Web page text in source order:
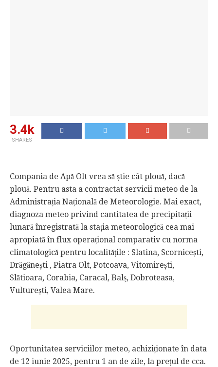
3.4k
SHARES
Compania de Apă Olt vrea să știe cât plouă, dacă
plouă. Pentru asta a contractat servicii meteo de la
Administrația Națională de Meteorologie. Mai exact,
diagnoza meteo privind cantitatea de precipitații
lunară înregistrată la stația meteorologică cea mai
apropiată în flux operațional comparativ cu norma
climatologică pentru localitățile : Slatina, Scornicești,
Drăgănești , Piatra Olt, Potcoava, Vitomirești,
Slătioara, Corabia, Caracal, Balș, Dobroteasa,
Vulturești, Valea Mare.
Oportunitatea serviciilor meteo, achiziționate în data
de 12 iunie 2025, pentru 1 an de zile, la prețul de cca.